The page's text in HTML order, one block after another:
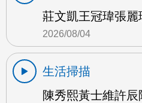
莊文凱王冠瑋張
2026/08/04
生活掃描
陳秀熙黃士維許辰